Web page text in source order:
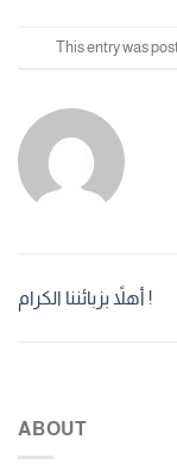
This entry was
أهلاً بزبائننا الكرام !
ABOUT